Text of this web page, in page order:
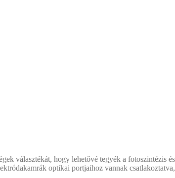
választékát, hogy lehetővé tegyék a fotoszintézis
optikai portjaihoz vannak